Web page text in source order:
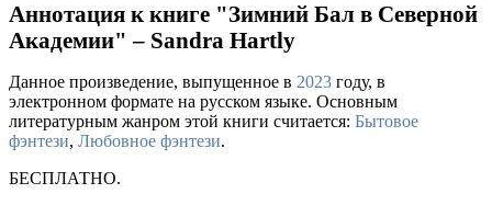
Аннотация к книге "Зимний Бал в Северной
Академии" – Sandra Hartly
Данное произведение, выпущенное в 2023 году, в
электронном формате на русском языке. Основным
литературным жанром этой книги считается: Бытовое
фэнтези, Любовное фэнтези.
БЕСПЛАТНО.